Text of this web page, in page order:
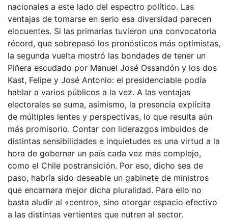
nacionales a este lado del espectro político. Las
ventajas de tomarse en serio esa diversidad parecen
elocuentes. Si las primarias tuvieron una convocatoria
récord, que sobrepasó los pronósticos más optimistas,
la segunda vuelta mostró las bondades de tener un
Piñera escudado por Manuel José Ossandón y los dos
Kast, Felipe y José Antonio: el presidenciable podía
hablar a varios públicos a la vez. A las ventajas
electorales se suma, asimismo, la presencia explícita
de múltiples lentes y perspectivas, lo que resulta aún
más promisorio. Contar con liderazgos imbuidos de
distintas sensibilidades e inquietudes es una virtud a la
hora de gobernar un país cada vez más complejo,
como el Chile postransición. Por eso, dicho sea de
paso, habría sido deseable un gabinete de ministros
que encarnara mejor dicha pluralidad. Para ello no
basta aludir al «centro», sino otorgar espacio efectivo
a las distintas vertientes que nutren al sector.